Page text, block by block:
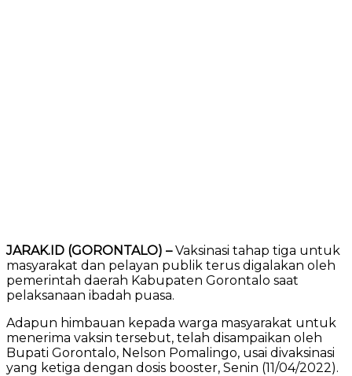
JARAK.ID (GORONTALO) –Vaksinasi tahap tiga untuk
masyarakat dan pelayan publik terus digalakan oleh
pemerintah daerah Kabupaten Gorontalo saat
pelaksanaan ibadah puasa.
Adapun himbauan kepada warga masyarakat untuk
menerima vaksin tersebut, telah disampaikan oleh
Bupati Gorontalo, Nelson Pomalingo, usai divaksinasi
yang ketiga dengan dosis booster, Senin (11/04/2022).